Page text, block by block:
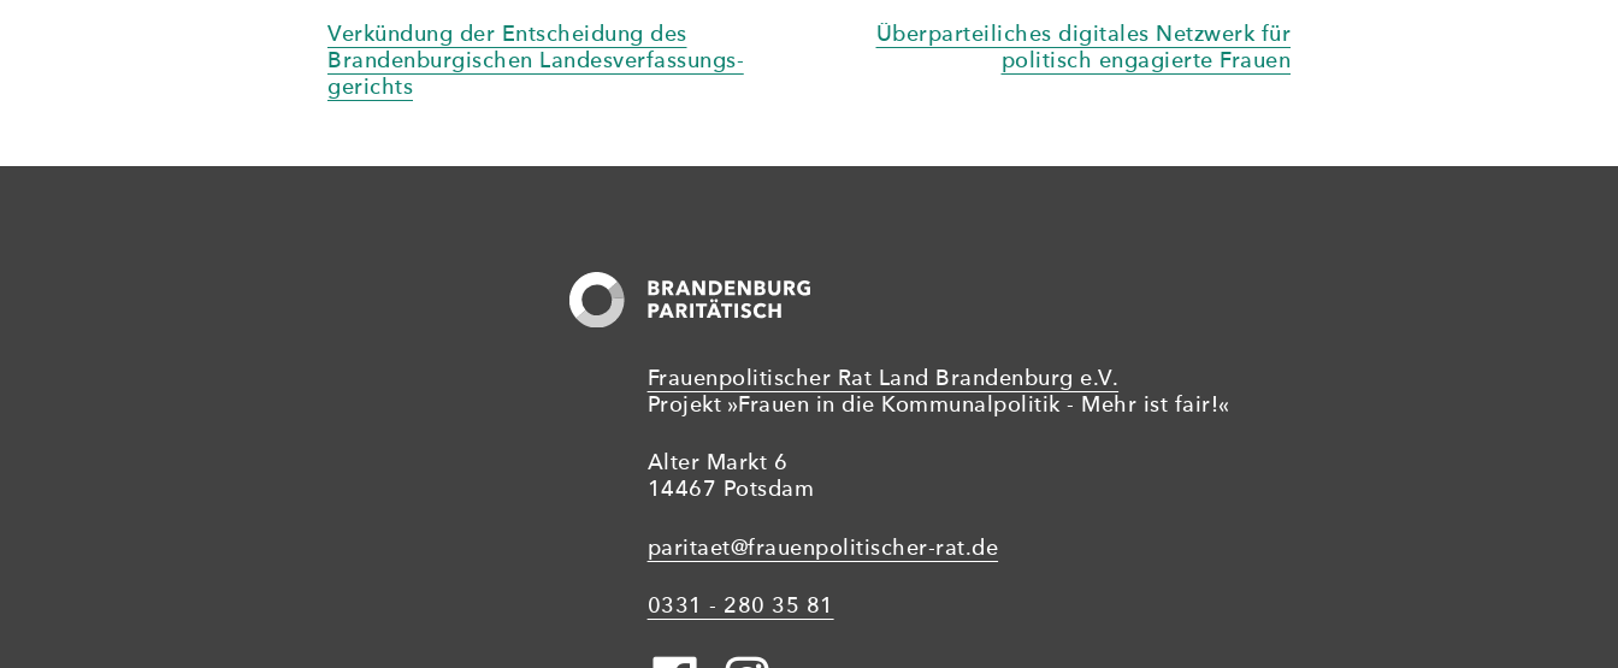
Beitragsnavigation
Verkündung der Entscheidung des
Brandenburgischen Landesverfassungs­
gerichts
Überparteiliches digitales Netzwerk für
politisch engagierte Frauen
Frauenpolitischer Rat Land Brandenburg e.V.
Projekt »Frauen in die Kommunalpolitik - Mehr ist fair!«
Alter Markt 6
14467 Potsdam
paritaet@frauenpolitischer-rat.de
0331 - 280 35 81